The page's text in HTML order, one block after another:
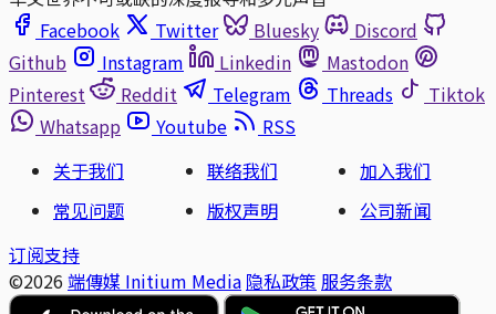
Facebook
Twitter Bluesky
Discord
Github
Instagram Linkedin
Mastodon
Pinterest
Reddit Telegram Threads
Tiktok
Whatsapp
Youtube
RSS
关于我们
联络我们
加入我们
常见问题
版权声明
公司新闻
订阅支持
©2026 端傳媒 Initium Media 隐私政策 服务条款